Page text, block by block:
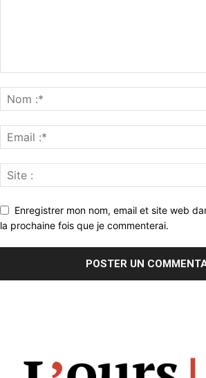
Enregistrer mon nom, email et site web
la prochaine fois que je commenterai.